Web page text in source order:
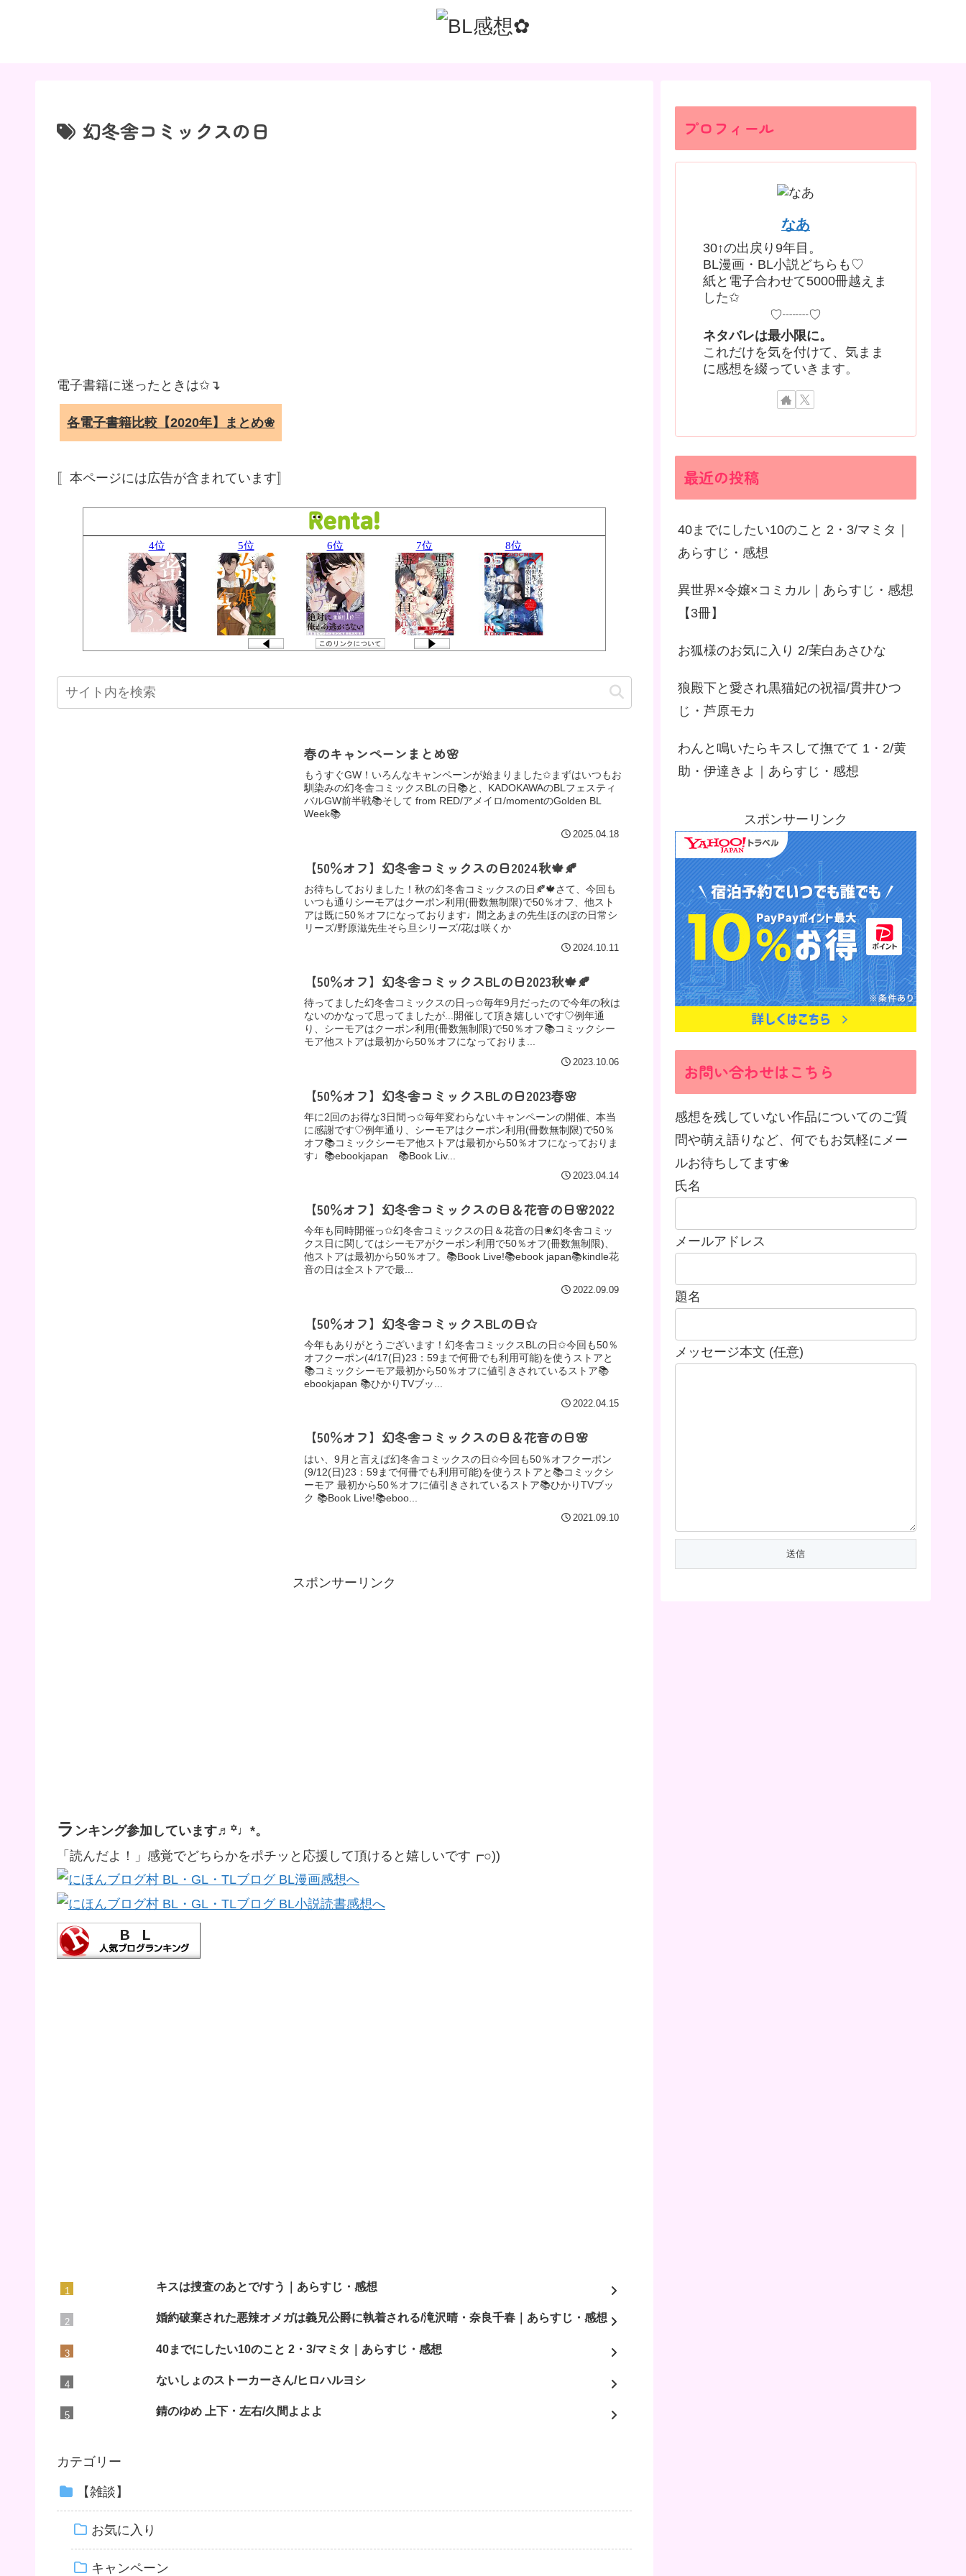
幻冬舎コミックスの日
電子書籍に迷ったときは✩↴
各電子書籍比較【2020年】まとめ❀
〚本ページには広告が含まれています〛
春のキャンペーンまとめ🌸
もうすぐGW！いろんなキャンペーンが始まりました✩まずはいつもお
馴染みの幻冬舎コミックスBLの日📚と、KADOKAWAのBLフェスティ
バルGW前半戦📚そして from RED/アメイロ/momentのGolden BL
Week📚
2025.04.18
【50％オフ】幻冬舎コミックスの日2024秋🍁🍂
お待ちしておりました！秋の幻冬舎コミックスの日🍂🍁さて、今回も
いつも通りシーモアはクーポン利用(冊数無制限)で50％オフ、他スト
アは既に50％オフになっております♩間之あまの先生ほのぼの日常シ
リーズ/野原滋先生そら旦シリーズ/花は咲くか
2024.10.11
【50％オフ】幻冬舎コミックスBLの日2023秋🍁🍂
待ってました幻冬舎コミックスの日っ✩毎年9月だったので今年の秋は
ないのかなって思ってましたが...開催して頂き嬉しいです♡例年通
り、シーモアはクーポン利用(冊数無制限)で50％オフ📚コミックシー
モア他ストアは最初から50％オフになっておりま...
2023.10.06
【50％オフ】幻冬舎コミックスBLの日2023春🌸
年に2回のお得な3日間っ✩毎年変わらないキャンペーンの開催、本当
に感謝です♡例年通り、シーモアはクーポン利用(冊数無制限)で50％
オフ📚コミックシーモア他ストアは最初から50％オフになっておりま
す♩📚ebookjapan 📚Book Liv...
2023.04.14
【50％オフ】幻冬舎コミックスの日＆花音の日🌸2022
今年も同時開催っ✩幻冬舎コミックスの日＆花音の日❀幻冬舎コミッ
クス日に関してはシーモアがクーポン利用で50％オフ(冊数無制限)、
他ストアは最初から50％オフ。📚Book Live!📚ebook japan📚kindle花
音の日は全ストアで最...
2022.09.09
【50％オフ】幻冬舎コミックスBLの日✩
今年もありがとうございます！幻冬舎コミックスBLの日✩今回も50％
オフクーポン(4/17(日)23：59まで何冊でも利用可能)を使うストアと
📚コミックシーモア最初から50％オフに値引きされているストア📚
ebookjapan 📚ひかりTVブッ...
2022.04.15
【50％オフ】幻冬舎コミックスの日＆花音の日🌸
はい、9月と言えば幻冬舎コミックスの日✩今回も50％オフクーポン
(9/12(日)23：59まで何冊でも利用可能)を使うストアと📚コミックシ
ーモア 最初から50％オフに値引きされているストア📚ひかりTVブッ
ク 📚Book Live!📚eboo...
2021.09.10
スポンサーリンク
ラ ンキング参加しています♬꙳♩*。
「読んだよ！」感覚でどちらかをポチッと応援して頂けると嬉しいです┏○))
キスは捜査のあとで/すう｜あらすじ・感想
婚約破棄された悪辣オメガは義兄公爵に執着される/滝沢晴・奈良千春｜あらすじ・感想
40までにしたい10のこと 2・3/マミタ｜あらすじ・感想
ないしょのストーカーさん/ヒロハルヨシ
錆のゆめ 上下・左右/久間よよよ
カテゴリー
【雑談】
お気に入り
キャンペーン
プロフィール
なあ
30↑の出戻り9年目。
BL漫画・BL小説どちらも♡
紙と電子合わせて5000冊越えま
した✩
♡┈┈♡
ネタバレは最小限に。
これだけを気を付けて、気まま
に感想を綴っていきます。
最近の投稿
40までにしたい10のこと 2・3/マミタ｜
あらすじ・感想
異世界×令嬢×コミカル｜あらすじ・感想
【3冊】
お狐様のお気に入り 2/茉白あさひな
狼殿下と愛され黒猫妃の祝福/貫井ひつ
じ・芦原モカ
わんと鳴いたらキスして撫でて 1・2/黄
助・伊達きよ｜あらすじ・感想
スポンサーリンク
お問い合わせはこちら
感想を残していない作品についてのご質
問や萌え語りなど、何でもお気軽にメー
ルお待ちしてます❀
氏名
メールアドレス
題名
メッセージ本文 (任意)